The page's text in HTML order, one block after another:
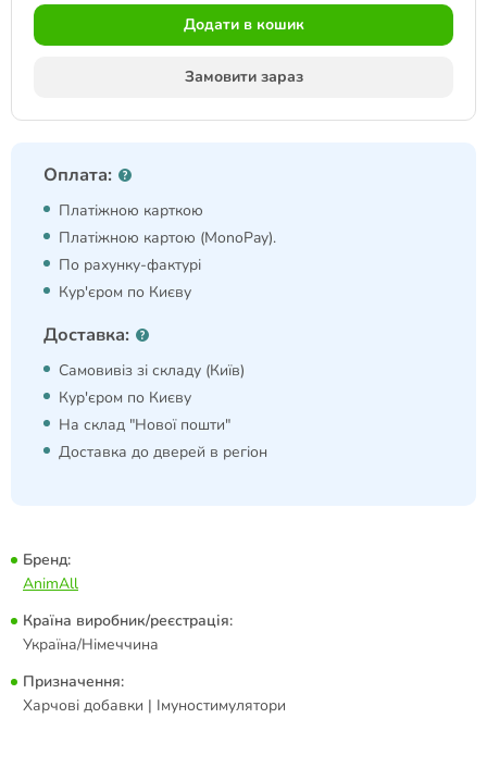
Додати в кошик
Замовити зараз
Оплата:
Платіжною карткою
Платіжною картою (MonoPay).
По рахунку-фактурі
Кур'єром по Києву
Доставка:
Самовивіз зі складу (Київ)
Кур'єром по Києву
На склад "Нової пошти"
Доставка до дверей в регіон
Бренд:
AnimAll
Країна виробник/реєстрація:
Україна/Німеччина
Призначення:
Харчові добавки | Імуностимулятори